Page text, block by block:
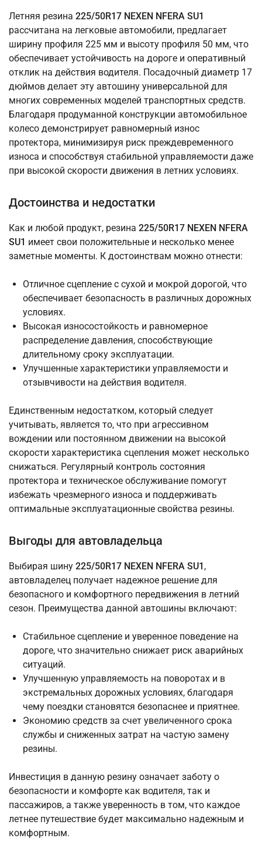
Летняя резина 225/50R17 NEXEN NFERA SU1
рассчитана на легковые автомобили, предлагает
ширину профиля 225 мм и высоту профиля 50 мм, что
обеспечивает устойчивость на дороге и оперативный
отклик на действия водителя. Посадочный диаметр 17
дюймов делает эту автошину универсальной для
многих современных моделей транспортных средств.
Благодаря продуманной конструкции автомобильное
колесо демонстрирует равномерный износ
протектора, минимизируя риск преждевременного
износа и способствуя стабильной управляемости даже
при высокой скорости движения в летних условиях.
Достоинства и недостатки
Как и любой продукт, резина 225/50R17 NEXEN NFERA
SU1 имеет свои положительные и несколько менее
заметные моменты. К достоинствам можно отнести:
Отличное сцепление с сухой и мокрой дорогой, что
обеспечивает безопасность в различных дорожных
условиях.
Высокая износостойкость и равномерное
распределение давления, способствующие
длительному сроку эксплуатации.
Улучшенные характеристики управляемости и
отзывчивости на действия водителя.
Единственным недостатком, который следует
учитывать, является то, что при агрессивном
вождении или постоянном движении на высокой
скорости характеристика сцепления может несколько
снижаться. Регулярный контроль состояния
протектора и техническое обслуживание помогут
избежать чрезмерного износа и поддерживать
оптимальные эксплуатационные свойства резины.
Выгоды для автовладельца
Выбирая шину 225/50R17 NEXEN NFERA SU1 ,
автовладелец получает надежное решение для
безопасного и комфортного передвижения в летний
сезон. Преимущества данной автошины включают:
Стабильное сцепление и уверенное поведение на
дороге, что значительно снижает риск аварийных
ситуаций.
Улучшенную управляемость на поворотах и в
экстремальных дорожных условиях, благодаря
чему поездки становятся безопаснее и приятнее.
Экономию средств за счет увеличенного срока
службы и сниженных затрат на частую замену
резины.
Инвестиция в данную резину означает заботу о
безопасности и комфорте как водителя, так и
пассажиров, а также уверенность в том, что каждое
летнее путешествие будет максимально надежным и
комфортным.